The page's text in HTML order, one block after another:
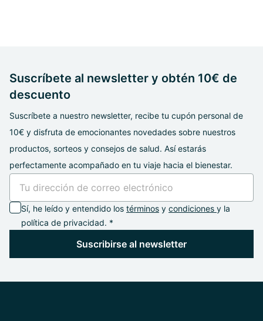
Suscríbete al newsletter y obtén 10€ de
descuento
Suscríbete a nuestro newsletter, recibe tu cupón personal de
10€ y disfruta de emocionantes novedades sobre nuestros
productos, sorteos y consejos de salud. Así estarás
perfectamente acompañado en tu viaje hacia el bienestar.
Sí, he leído y entendido los términos y condiciones y la
política de privacidad. *
Suscribirse al newsletter